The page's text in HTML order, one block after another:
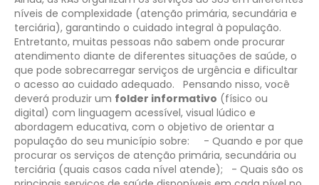
níveis de complexidade (atenção primária, secundária e
terciária), garantindo o cuidado integral à população.
Entretanto, muitas pessoas não sabem onde procurar
atendimento diante de diferentes situações de saúde, o
que pode sobrecarregar serviços de urgência e dificultar
o acesso ao cuidado adequado.
Pensando nisso, você
deverá produzir um folder informativo (físico ou
digital) com linguagem acessível, visual lúdico e
abordagem educativa, com o objetivo de orientar a
população do seu município sobre:
- Quando e por que
procurar os serviços de atenção primária, secundária ou
terciária (quais casos cada nível atende);
- Quais são os